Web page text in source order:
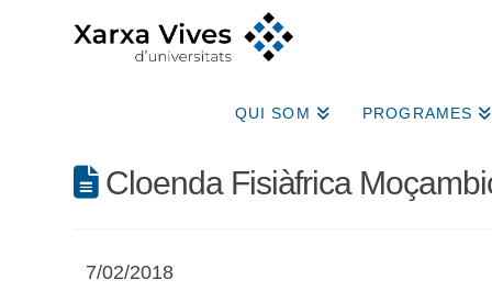
QUI SOM PROGRAMES
Cloenda Fisiàfrica
7/02/2018